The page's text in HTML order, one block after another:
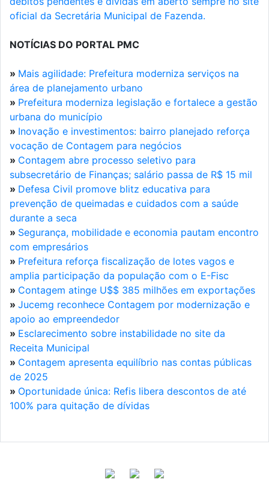
oficial da Secretária Municipal de Fazenda.
NOTÍCIAS DO PORTAL PMC
» Mais agilidade: Prefeitura moderniza serviços na
área de planejamento urbano
» Prefeitura moderniza legislação e fortalece a gestão
urbana do município
» Inovação e investimentos: bairro planejado reforça
vocação de Contagem para negócios
» Contagem abre processo seletivo para
subsecretário de Finanças; salário passa de R$ 15 mil
» Defesa Civil promove blitz educativa para
prevenção de queimadas e cuidados com a saúde
durante a seca
» Segurança, mobilidade e economia pautam encontro
com empresários
» Prefeitura reforça fiscalização de lotes vagos e
amplia participação da população com o E-Fisc
» Contagem atinge U$$ 385 milhões em exportações
» Jucemg reconhece Contagem por modernização e
apoio ao empreendedor
» Esclarecimento sobre instabilidade no site da
Receita Municipal
» Contagem apresenta equilíbrio nas contas públicas
de 2025
» Oportunidade única: Refis libera descontos de até
100% para quitação de dívidas